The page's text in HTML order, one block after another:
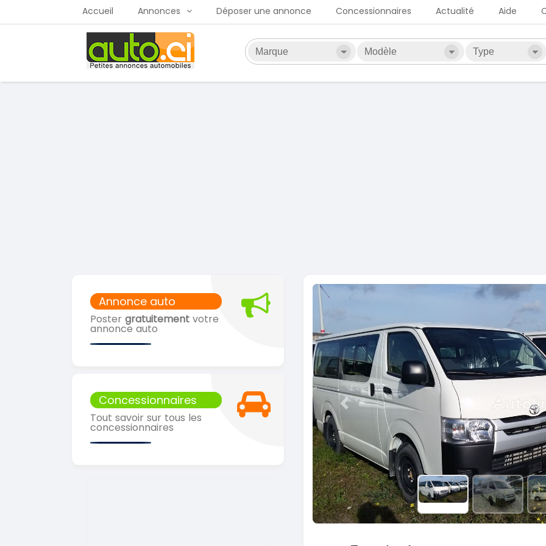
Accueil Annonces Déposer une annonce Concessionnaires Actualité Aide
Annonce auto
Poster gratuitement votre
annonce auto
Concessionnaires
Tout savoir sur tous les
concessionnaires
Previous